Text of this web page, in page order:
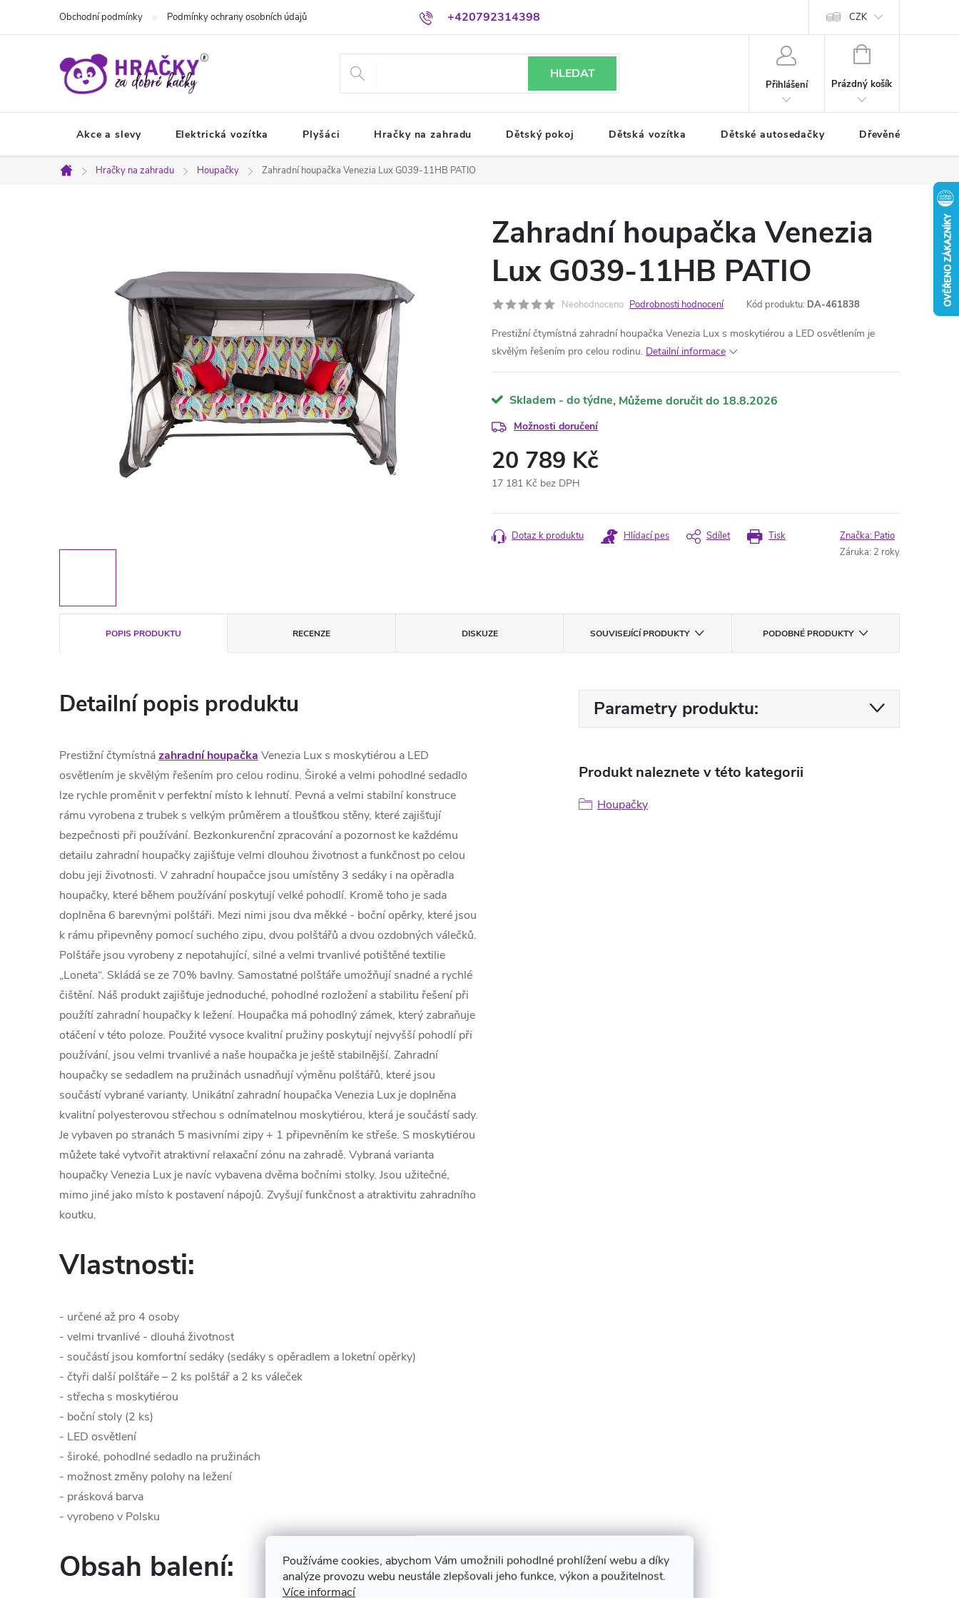
Používáme cookies, abychom Vám umožnili pohodlné prohlížení webu a díky
analýze provozu webu neustále zlepšovali jeho funkce, výkon a použitelnost.
Více informací
+420792314398
Obchodní podmínky Podmínky ochrany osobních údajů CZK
HLEDAT
Přihlášení
NÁKUPNÍ
Prázdný košík
Akce a slevy Elektrická vozítka Plyšáci Hračky na zahradu Dětský pokoj Dětská vozítka Dětské autosedačky Dřevěné hračky
Domů
Hračky na zahradu Houpačky Zahradní houpačka Venezia Lux G039-11HB PATIO
Zahradní houpačka Venezia
Lux G039-11HB PATIO
Neohodnoceno Podrobnosti hodnocení Kód produktu: DA-461838
Prestižní čtymístná zahradní houpačka Venezia Lux s moskytiérou a LED osvětlením je
skvělým řešením pro celou rodinu. Detailní informace
Skladem - do týdne 18.8.2026
Možnosti doručení
20 789 Kč
17 181 Kč bez DPH
cena:
Tisk
Dotaz k produktu Hlídací pes Sdílet Značka: Patio
Záruka: 2 roky
POPIS PRODUKTU RECENZE DISKUZE SOUVISEJÍCÍ PRODUKTY PODOBNÉ PRODUKTY
Detailní popis produktu
Prestižní čtymístnázahradní houpačka Venezia Lux s moskytiérou a LED
osvětlením je skvělým řešením pro celou rodinu. Široké a velmi pohodlné sedadlo
lze rychle proměnit v perfektní místo k lehnutí. Pevná a velmi stabilní konstruce
rámu vyrobena z trubek s velkým průměrem a tloušťkou stěny, které zajišťují
bezpečnosti při používání. Bezkonkurenční zpracování a pozornost ke každému
detailu zahradní houpačky zajišťuje velmi dlouhou životnost a funkčnost po celou
dobu jeji životnosti. V zahradní houpačce jsou umístěny 3 sedáky i na opěradla
houpačky, které během používání poskytují velké pohodlí. Kromě toho je sada
doplněna 6 barevnými polštáři. Mezi nimi jsou dva měkké - boční opěrky, které jsou
k rámu připevněny pomocí suchého zipu, dvou polštářů a dvou ozdobných válečků.
Polštáře jsou vyrobeny z nepotahující, silné a velmi trvanlivé potištěné textilie
„Loneta“. Skládá se ze 70% bavlny. Samostatné polštáře umožňují snadné a rychlé
čištění. Náš produkt zajišťuje jednoduché, pohodlné rozložení a stabilitu řešení při
použítí zahradní houpačky k ležení. Houpačka má pohodlný zámek, který zabraňuje
otáčení v této poloze. Použité vysoce kvalitní pružiny poskytují nejvyšší pohodlí při
používání, jsou velmi trvanlivé a naše houpačka je ještě stabilnější. Zahradní
houpačky se sedadlem na pružinách usnadňují výměnu polštářů, které jsou
součástí vybrané varianty. Unikátní zahradní houpačka Venezia Lux je doplněna
kvalitní polyesterovou střechou s odnímatelnou moskytiérou, která je součástí sady.
Je vybaven po stranách 5 masivními zipy + 1 připevněním ke střeše. S moskytiérou
můžete také vytvořit atraktivní relaxační zónu na zahradě. Vybraná varianta
houpačky Venezia Lux je navíc vybavena dvěma bočními stolky. Jsou užitečné,
mimo jiné jako místo k postavení nápojů. Zvyšují funkčnost a atraktivitu zahradního
koutku.
Vlastnosti:
- určené až pro 4 osoby
- velmi trvanlivé - dlouhá životnost
- součástí jsou komfortní sedáky (sedáky s opěradlem a loketní opěrky)
- čtyři další polštáře – 2 ks polštář a 2 ks váleček
- střecha s moskytiérou
- boční stoly (2 ks)
- LED osvětlení
- široké, pohodlné sedadlo na pružinách
- možnost změny polohy na ležení
- prásková barva
- vyrobeno v Polsku
Obsah balení:
Parametry produktu:
Produkt naleznete v této kategorii
Houpačky